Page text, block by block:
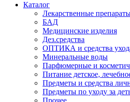
Каталог
Лекарственные
БАД
Медицинские изделия
Дез.средства
ОПТИКА и средства
Минеральные воды
Парфюмерные и
Питание детское,
Предметы и средства
Предметы по уходу за
Прочее